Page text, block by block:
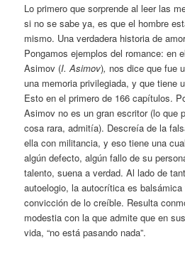
Lo primero que sorprende al leer las
si no se sabe ya, es que el hombre
mismo. Una verdadera historia de
Pongamos ejemplos del romance: en
Asimov (I. Asimov), nos dice que fue
una memoria privilegiada, y que tiene
Esto en el primero de 166 capítulos.
Asimov no es un gran escritor (lo que
cosa rara, admitía). Descreía de la
ella con militancia, y eso tiene una
algún defecto, algún fallo de su
talento, suena a verdad. Al lado de
autoelogio, la autocrítica es
convicción de lo creíble. Resulta
modestia con la que admite que en
vida, “no está pasando nada”.